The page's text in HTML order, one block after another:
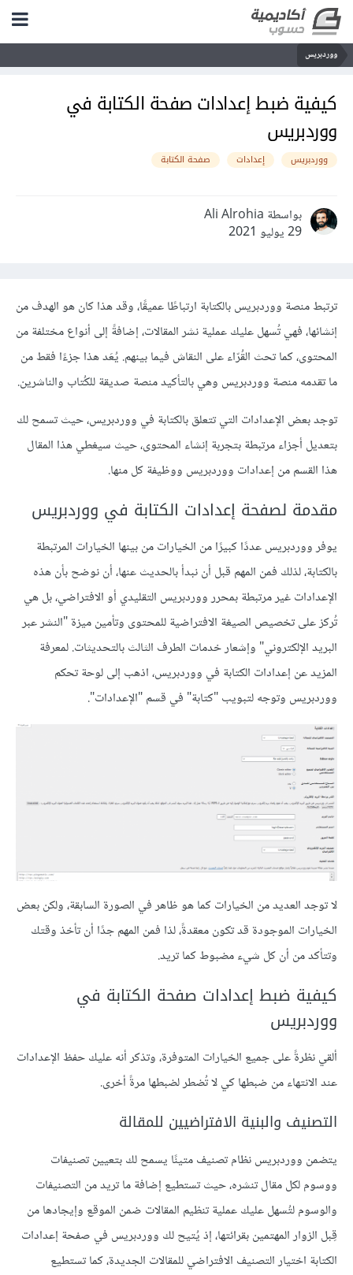
ووردبريس
كيفية ضبط إعدادات صفحة الكتابة في
ووردبريس
ووردبريس إعدادات صفحة الكتابة
بواسطة Ali Alrohia
29 يوليو 2021
ترتبط منصة ووردبريس بالكتابة ارتباطًا عميقًا، وقد هذا كان هو الهدف من
إنشائها، فهي تُسهل عليك عملية نشر المقالات، إضافةً إلى أنواع مختلفة من
المحتوى، كما تحث القُرّاء على النقاش فيما بينهم. يُعَد هذا جزءًا فقط من
ما تقدمه منصة ووردبريس وهي بالتأكيد منصة صديقة للكُتاب والناشرين.
توجد بعض الإعدادات التي تتعلق بالكتابة في ووردبريس، حيث تسمح لك
بتعديل أجزاء مرتبطة بتجربة إنشاء المحتوى، حيث سيغطي هذا المقال
هذا القسم من إعدادات ووردبريس ووظيفة كل منها.
مقدمة لصفحة إعدادات الكتابة في ووردبريس
يوفر ووردبريس عددًا كبيرًا من الخيارات من بينها الخيارات المرتبطة
بالكتابة، لذلك فمن المهم قبل أن نبدأ بالحديث عنها، أن نوضح بأن هذه
الإعدادات غير مرتبطة بمحرر ووردبريس التقليدي أو الافتراضي، بل هي
تُركز على تخصيص الصيغة الافتراضية للمحتوى وتأمين ميزة "النشر عبر
البريد الإلكتروني" وإشعار خدمات الطرف الثالث بالتحديثات. لمعرفة
المزيد عن إعدادات الكتابة في ووردبريس، اذهب إلى لوحة تحكم
ووردبريس وتوجه لتبويب "كتابة" في قسم "الإعدادات".
لا توجد العديد من الخيارات كما هو ظاهر في الصورة السابقة، ولكن بعض
الخيارات الموجودة قد تكون معقدةً، لذا فمن المهم جدًا أن تأخذ وقتك
وتتأكد من أن كل شيء مضبوط كما تريد.
كيفية ضبط إعدادات صفحة الكتابة في
ووردبريس
ألقي نظرةً على جميع الخيارات المتوفرة، وتذكر أنه عليك حفظ الإعدادات
عند الانتهاء من ضبطها كي لا تُضطر لضبطها مرةً أخرى.
التصنيف والبنية الافتراضيين للمقالة
يتضمن ووردبريس نظام تصنيف متينًا يسمح لك بتعيين تصنيفات
ووسوم لكل مقال تنشره، حيث تستطيع إضافة ما تريد من التصنيفات
والوسوم لتُسهل عليك عملية تنظيم المقالات ضمن الموقع وإيجادها من
قِبل الزوار المهتمين بقرائتها، إذ يُتيح لك ووردبريس في صفحة إعدادات
الكتابة اختيار التصنيف الافتراضي للمقالات الجديدة، كما تستطيع